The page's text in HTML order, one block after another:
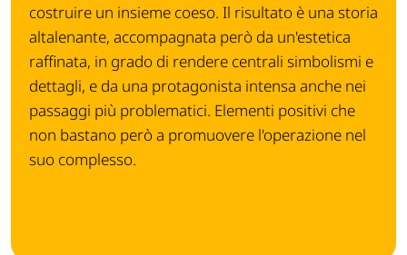
costruire un insieme coeso. Il risultato è una storia
altalenante, accompagnata però da un'estetica
raffinata, in grado di rendere centrali simbolismi e
dettagli, e da una protagonista intensa anche nei
passaggi più problematici. Elementi positivi che
non bastano però a promuovere l'operazione nel
suo complesso.